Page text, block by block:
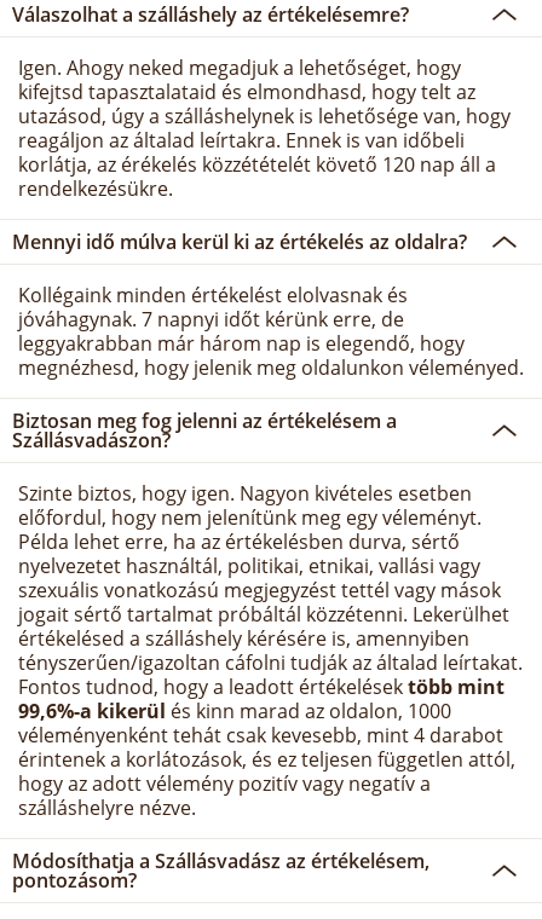
Válaszolhat a szálláshely az értékelésemre?
Igen. Ahogy neked megadjuk a lehetőséget, hogy
kifejtsd tapasztalataid és elmondhasd, hogy telt az
utazásod, úgy a szálláshelynek is lehetősége van, hogy
reagáljon az általad leírtakra. Ennek is van időbeli
korlátja, az érékelés közzétételét követő 120 nap áll a
rendelkezésükre.
Mennyi idő múlva kerül ki az értékelés az oldalra?
Kollégaink minden értékelést elolvasnak és
jóváhagynak. 7 napnyi időt kérünk erre, de
leggyakrabban már három nap is elegendő, hogy
megnézhesd, hogy jelenik meg oldalunkon véleményed.
Biztosan meg fog jelenni az értékelésem a
Szállásvadászon?
Szinte biztos, hogy igen. Nagyon kivételes esetben
előfordul, hogy nem jelenítünk meg egy véleményt.
Példa lehet erre, ha az értékelésben durva, sértő
nyelvezetet használtál, politikai, etnikai, vallási vagy
szexuális vonatkozású megjegyzést tettél vagy mások
jogait sértő tartalmat próbáltál közzétenni. Lekerülhet
értékelésed a szálláshely kérésére is, amennyiben
tényszerűen/igazoltan cáfolni tudják az általad leírtakat.
Fontos tudnod, hogy a leadott értékelésektöbb mint
99,6%-a kikerül és kinn marad az oldalon, 1000
véleményenként tehát csak kevesebb, mint 4 darabot
érintenek a korlátozások, és ez teljesen független attól,
hogy az adott vélemény pozitív vagy negatív a
szálláshelyre nézve.
Módosíthatja a Szállásvadász az értékelésem,
pontozásom?